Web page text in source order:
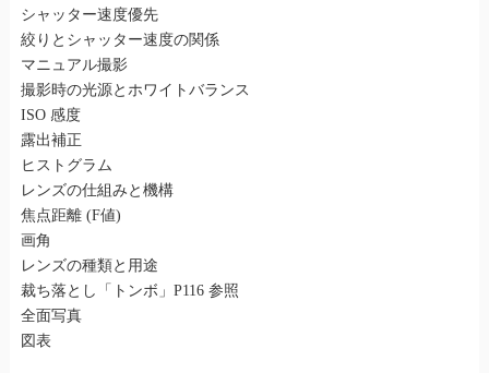
シャッター速度優先
絞りとシャッター速度の関係
マニュアル撮影
撮影時の光源とホワイトバランス
ISO 感度
露出補正
ヒストグラム
レンズの仕組みと機構
焦点距離 (F値)
画角
レンズの種類と用途
裁ち落とし「トンボ」P116 参照
全面写真
図表